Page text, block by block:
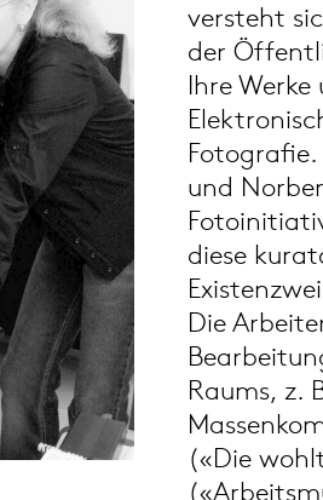
versteht
der
Ihre
und
diese
Die
Raums, z.
(«Die